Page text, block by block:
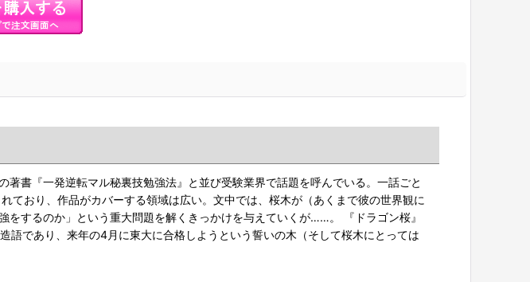
書『一発逆転マル秘裏技勉強法』と並び受験業界で話題を呼んでいる。一話ごと
ており、作品がカバーする領域は広い。文中では、桜木が（あくまで彼の世界観に
するのか」という重大問題を解くきっかけを与えていくが……。 『ドラゴン桜』
語であり、来年の4月に東大に合格しようという誓いの木（そして桜木にとっては